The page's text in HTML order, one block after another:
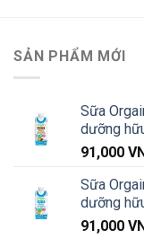
SẢN PHẨM MỚI
Sữa
dưỡng
91,000
Sữa
dưỡng
91,000